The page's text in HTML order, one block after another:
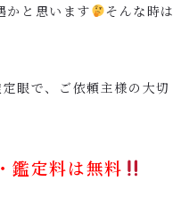
かと思います
そんな時は
眼で、ご依頼主様の大切
鑑定料は無料